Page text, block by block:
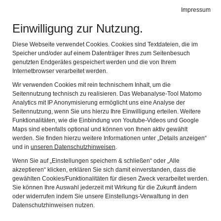
Impressum
Einwilligung zur Nutzung.
Diese Webseite verwendet Cookies. Cookies sind Textdateien, die im
Speicher und/oder auf einem Datenträger Ihres zum Seitenbesuch
genutzten Endgerätes gespeichert werden und die von Ihrem
Internetbrowser verarbeitet werden.
Wir verwenden Cookies mit rein technischem Inhalt, um die
Seitennutzung technisch zu realisieren. Das Webanalyse-Tool Matomo
Analytics mit IP Anonymisierung ermöglicht uns eine Analyse der
Seitennutzung, wenn Sie uns hierzu Ihre Einwilligung erteilen. Weitere
Funktionalitäten, wie die Einbindung von Youtube-Videos und Google
Maps sind ebenfalls optional und können von Ihnen aktiv gewählt
werden. Sie finden hierzu weitere Informationen unter „Details anzeigen“
und in unseren Datenschutzhinweisen.
Wenn Sie auf „Einstellungen speichern & schließen“ oder „Alle
akzeptieren“ klicken, erklären Sie sich damit einverstanden, dass die
gewählten Cookies/Funktionalitäten für diesen Zweck verarbeitet werden.
Sie können Ihre Auswahl jederzeit mit Wirkung für die Zukunft ändern
oder widerrufen indem Sie unsere Einstellungs-Verwaltung in den
Datenschutzhinweisen nutzen.
Stadtmuseum
Digitales Museum
Herkomer Museum
Leitbild
Museumsteam
Partner